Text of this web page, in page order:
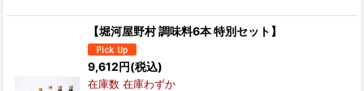
【堀河屋野村 調味料6本 特別セット】
9,612円(税込)
在庫数 在庫わずか